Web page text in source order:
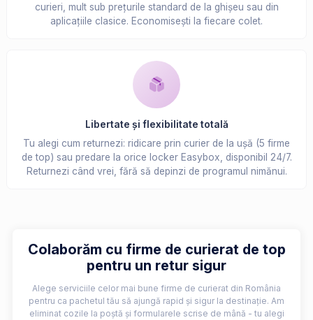
curieri, mult sub prețurile standard de la ghișeu sau din
aplicațiile clasice. Economisești la fiecare colet.
Libertate și flexibilitate totală
Tu alegi cum returnezi: ridicare prin curier de la ușă (5 firme
de top) sau predare la orice locker Easybox, disponibil 24/7.
Returnezi când vrei, fără să depinzi de programul nimănui.
Colaborăm cu firme de curierat de top
pentru un retur sigur
Alege serviciile celor mai bune firme de curierat din România
pentru ca pachetul tău să ajungă rapid și sigur la destinație. Am
eliminat cozile la poștă și formularele scrise de mână - tu alegi